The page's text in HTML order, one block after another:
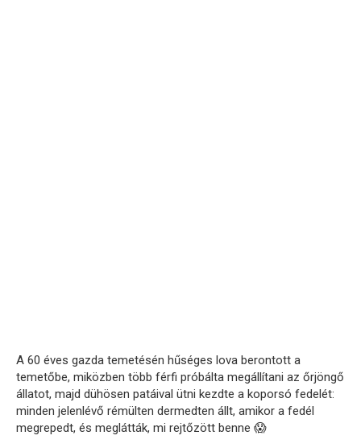
A 60 éves gazda temetésén hűséges lova berontott a
temetőbe, miközben több férfi próbálta megállítani az őrjöngő
állatot, majd dühösen patáival ütni kezdte a koporsó fedelét:
minden jelenlévő rémülten dermedten állt, amikor a fedél
megrepedt, és meglátták, mi rejtőzött benne 😱